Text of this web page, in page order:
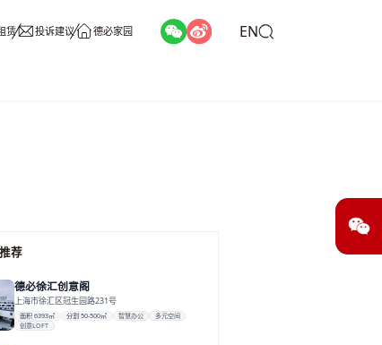
赁 投诉建议 德必家园 EN
荐
德必徐汇创意阁
上海市徐汇区冠生园路231号
面积 6393㎡ 分割 50-500㎡ 智慧办公
多元空间
创意LOFT